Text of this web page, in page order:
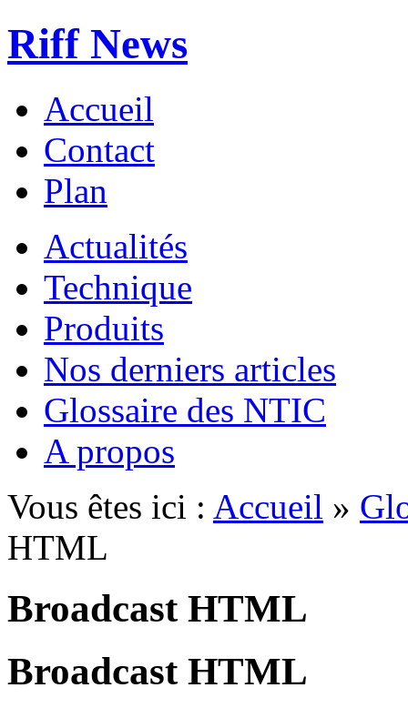
Riff News
Accueil
Contact
Plan
Actualités
Technique
Produits
Nos derniers articles
Glossaire des NTIC
A propos
Vous êtes ici : Accueil »
HTML
Broadcast HTML
Broadcast HTML